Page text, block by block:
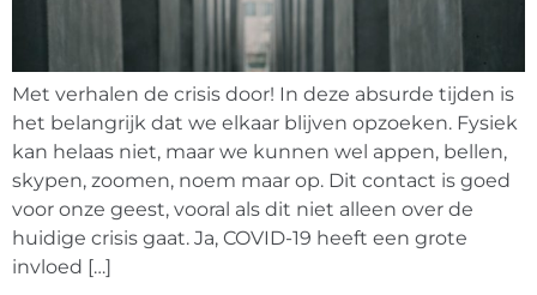
Met verhalen de crisis door! In deze absurde tijden is
het belangrijk dat we elkaar blijven opzoeken. Fysiek
kan helaas niet, maar we kunnen wel appen, bellen,
skypen, zoomen, noem maar op. Dit contact is goed
voor onze geest, vooral als dit niet alleen over de
huidige crisis gaat. Ja, COVID-19 heeft een grote
invloed […]